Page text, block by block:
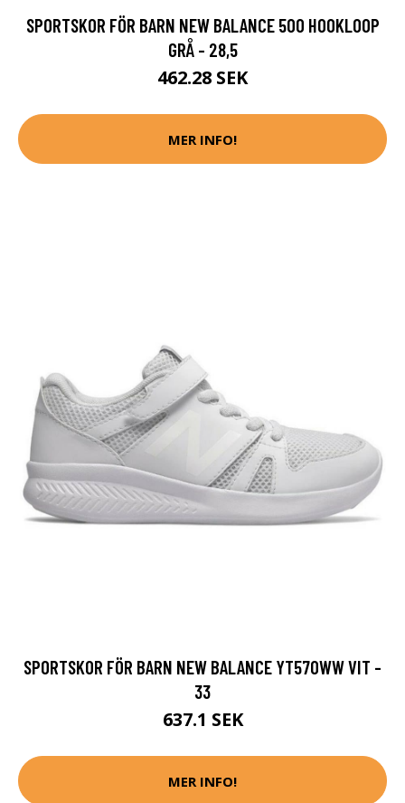
SPORTSKOR FÖR BARN NEW BALANCE 500 HOOKLOOP
GRÅ - 28,5
462.28 SEK
MER INFO!
SPORTSKOR FÖR BARN NEW BALANCE YT570WW VIT -
33
637.1 SEK
MER INFO!